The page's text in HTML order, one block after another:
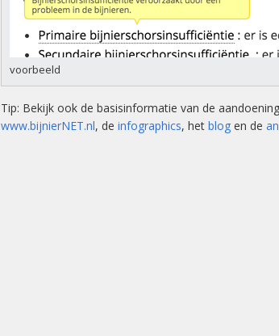
Mini-docu’s
voorkoming van een
Thesaurus
voorbeeld
Tip: Bekijk ook de basisinformatie van de
www.bijnierNET.nl, de infographics, het blog en de